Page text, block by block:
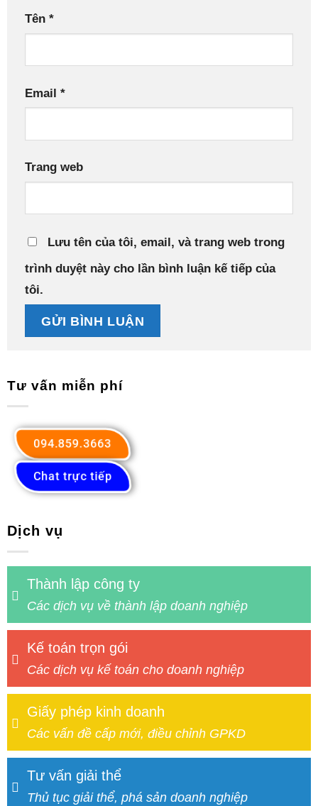
Tên *
Email *
Trang web
Lưu tên của tôi, email, và trang web trong
trình duyệt này cho lần bình luận kế tiếp của
tôi.
Tư vấn miễn phí
094.859.3663
Chat trực tiếp
Dịch vụ
Thành lập công ty
Các dịch vụ về thành lập doanh nghiệp
Kế toán trọn gói
Các dịch vụ kế toán cho doanh nghiệp
Giấy phép kinh doanh
Các vấn đề cấp mới, điều chỉnh GPKD
Tư vấn giải thể
Thủ tục giải thể, phá sản doanh nghiệp